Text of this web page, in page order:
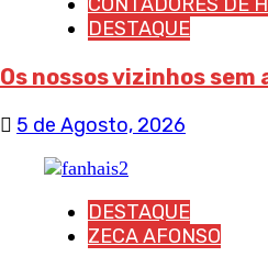
DESTAQUE
Os nossos vizinhos sem
5 de Agosto, 2026
DESTAQUE
ZECA AFONSO